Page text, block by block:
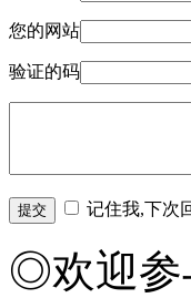
您的网站
验证的码
记住我,下次
◎欢迎参